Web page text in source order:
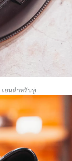
เยนสำหรับพู่